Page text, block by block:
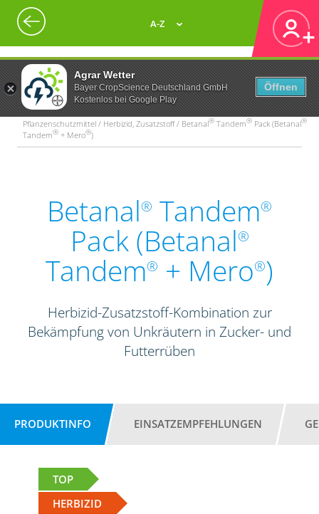
Agrar Wetter
Bayer CropScience Deutschland GmbH
Kostenlos bei Google Play
Öffnen
A-Z
Pflanzenschutzmittel / Herbizid, Zusatzstoff / Betanal® Tandem® Pack (Betanal®
Tandem® + Mero®)
Betanal® Tandem®
Pack (Betanal®
Tandem® + Mero®)
Herbizid-Zusatzstoff-Kombination zur
Bekämpfung von Unkräutern in Zucker- und
Futterrüben
PRODUKTINFO EINSATZEMPFEHLUNGEN
TOP
HERBIZID